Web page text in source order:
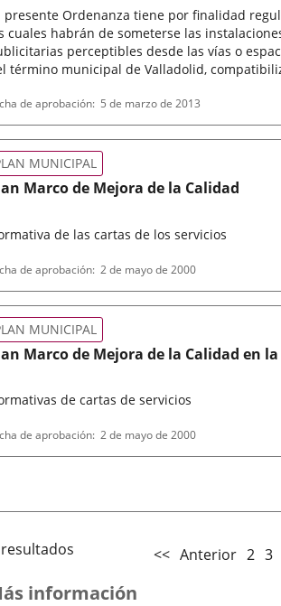
presente Ordenanza tiene por finalidad
cuales habrán de someterse las
perceptibles desde las vías o
término municipal de Valladolid,
de aprobación 5 de marzo de 2013
Marco de Mejora de la Calidad
de las cartas de los servicios
MUNICIPAL
de aprobación 2 de mayo de 2000
Marco de Mejora de la Calidad en
de cartas de servicios
MUNICIPAL
de aprobación 2 de mayo de 2000
<< Anterior 2 3
información